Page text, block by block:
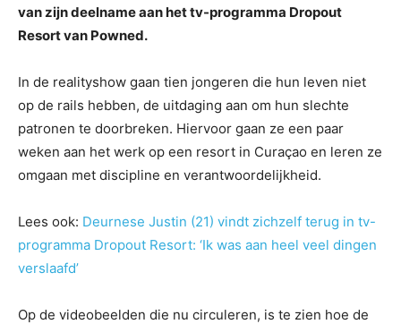
van zijn deelname aan het tv-programma Dropout
Resort van Powned.
In de realityshow gaan tien jongeren die hun leven niet
op de rails hebben, de uitdaging aan om hun slechte
patronen te doorbreken. Hiervoor gaan ze een paar
weken aan het werk op een resort in Curaçao en leren ze
omgaan met discipline en verantwoordelijkheid.
Lees ook: Deurnese Justin (21) vindt zichzelf terug in tv-
programma Dropout Resort: ‘Ik was aan heel veel dingen
verslaafd’
Op de videobeelden die nu circuleren, is te zien hoe de